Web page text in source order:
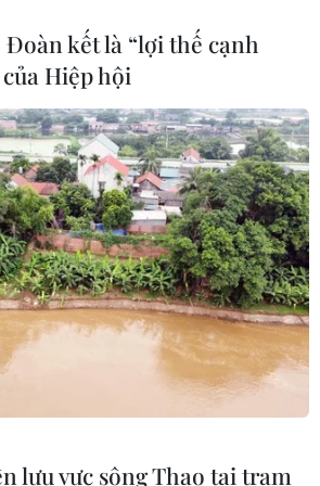
TẤN XÃ VIỆT NAM
TIẾN DUẨN
THỊ TÁM, KHÚC THANH
Quy định sử dụng
Hỗ trợ
TTXVN
Quảng cáo
Đoàn kết là “lợi thế cạnh
Hiệp hội
lưu vực sông Thao tại trạm